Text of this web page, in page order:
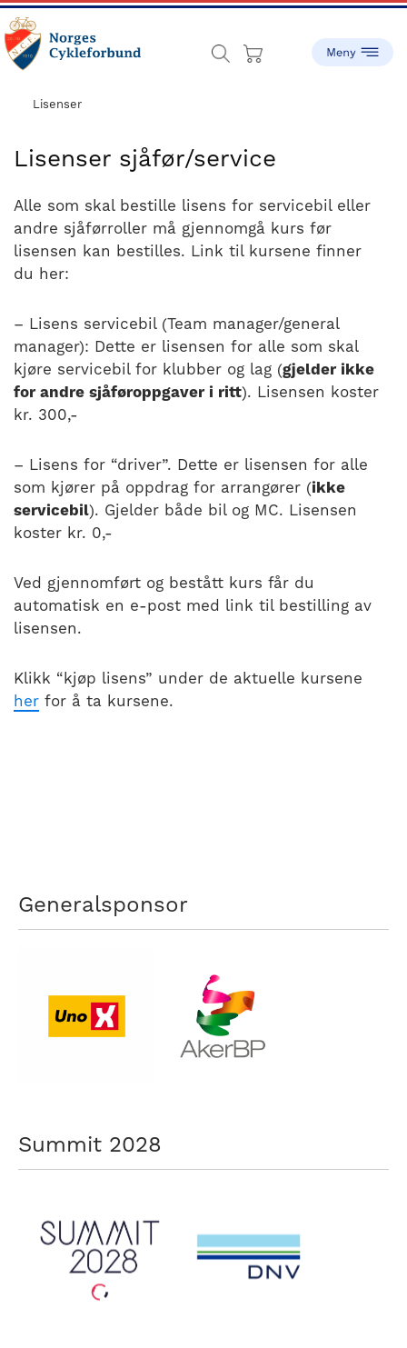
Skip
to
main
content
Skip
to
footer
Cykleforbund
stiftet
og
har
gått
fra
være
en
liten
idrett
nasjonalt
en
folkesport.
Lisenser
Lisenser sjåfør/service
Alle som skal bestille lisens for servicebil eller
andre sjåførroller må gjennomgå kurs før
lisensen kan bestilles. Link til kursene finner
du her:
– Lisens servicebil (Team manager/general
manager): Dette er lisensen for alle som skal
kjøre servicebil for klubber og lag (gjelder ikke
for andre sjåføroppgaver i ritt). Lisensen koster
kr. 300,-
– Lisens for “driver”. Dette er lisensen for alle
som kjører på oppdrag for arrangører (ikke
servicebil). Gjelder både bil og MC. Lisensen
koster kr. 0,-
Ved gjennomført og bestått kurs får du
automatisk en e-post med link til bestilling av
lisensen.
Klikk “kjøp lisens” under de aktuelle kursene
her for å ta kursene.
Generalsponsor
Summit 2028